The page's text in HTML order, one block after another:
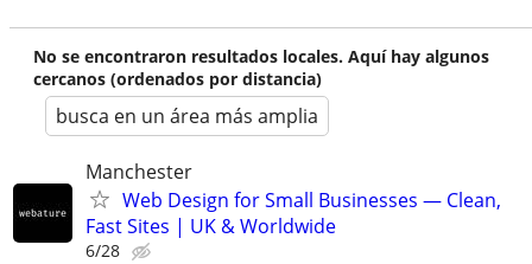
No se encontraron resultados locales. Aquí hay algunos
cercanos (ordenados por distancia)
busca en un área más amplia
Manchester
Web Design for Small Businesses — Clean,
Fast Sites | UK & Worldwide
6/28